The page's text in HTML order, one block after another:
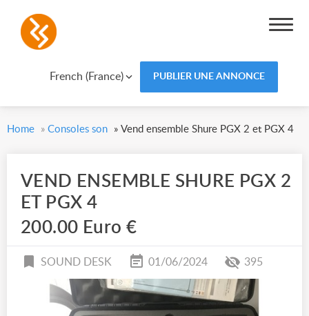
French (France) PUBLIER UNE ANNONCE
Home » Consoles son » Vend ensemble Shure PGX 2 et PGX 4
VEND ENSEMBLE SHURE PGX 2
ET PGX 4
200.00 Euro €
SOUND DESK 01/06/2024 395